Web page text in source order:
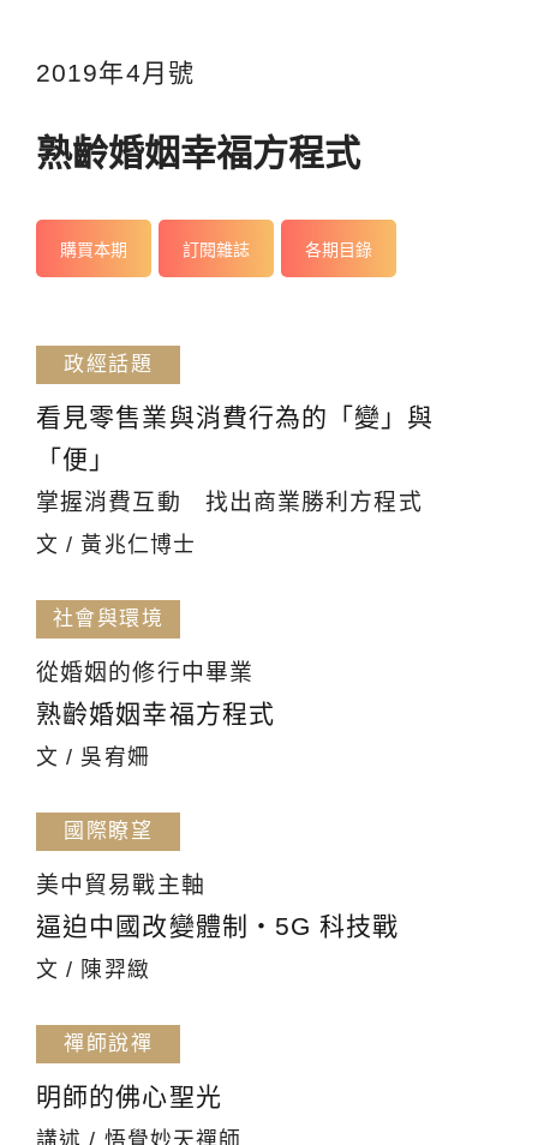
2019年4月號
熟齡婚姻幸福方程式
購買本期 訂閱雜誌 各期目錄
政經話題
看見零售業與消費行為的「變」與
「便」
掌握消費互動 找出商業勝利方程式
文 / 黃兆仁博士
社會與環境
從婚姻的修行中畢業
熟齡婚姻幸福方程式
文 / 吳宥姍
國際瞭望
美中貿易戰主軸
逼迫中國改變體制・5G 科技戰
文 / 陳羿緻
禪師說禪
明師的佛心聖光
講述 / 悟覺妙天禪師